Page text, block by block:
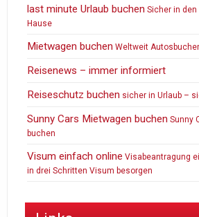
last minute Urlaub buchen Sicher in
Hause
Mietwagen buchen Weltweit
Reisenews – immer informiert
Reiseschutz buchen sicher in Urlaub –
Sunny Cars Mietwagen buchen Sunny
buchen
Visum einfach online Visabeantragung
in drei Schritten Visum besorgen